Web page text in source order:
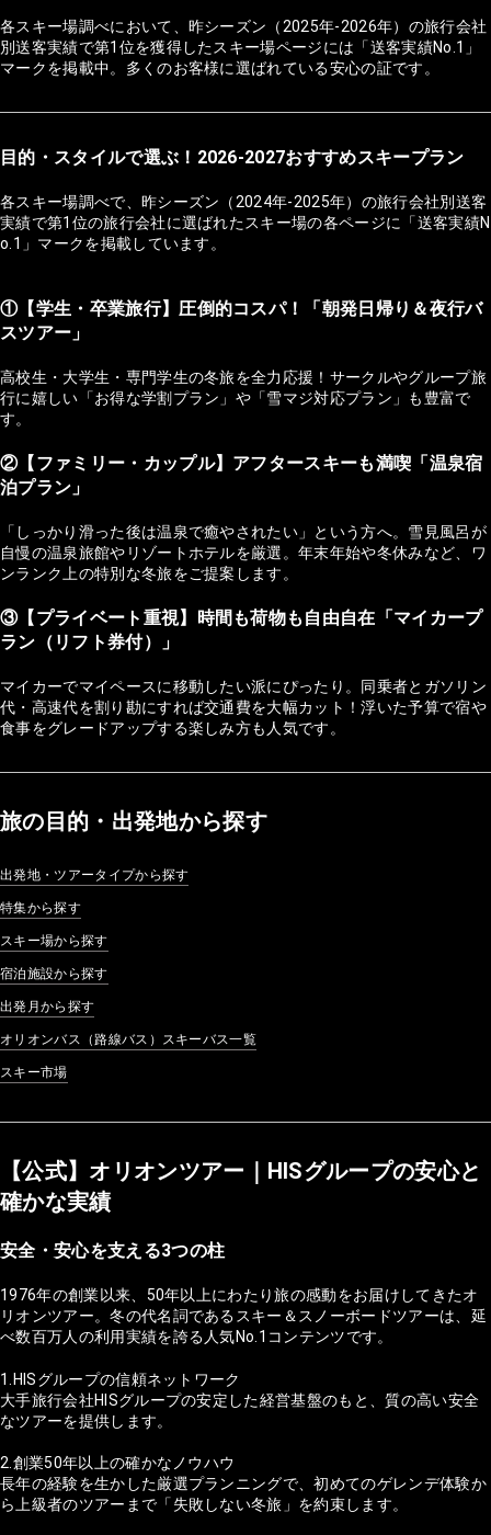
各スキー場調べにおいて、昨シーズン（2025年-2026年）の旅行会社
別送客実績で第1位を獲得したスキー場ページには「送客実績No.1」
マークを掲載中。多くのお客様に選ばれている安心の証です。
目的・スタイルで選ぶ！2026-2027おすすめスキープラン
各スキー場調べで、昨シーズン（2024年-2025年）の旅行会社別送客
実績で第1位の旅行会社に選ばれたスキー場の各ページに「送客実績N
o.1」マークを掲載しています。
①【学生・卒業旅行】圧倒的コスパ！「朝発日帰り＆夜行バ
スツアー」
高校生・大学生・専門学生の冬旅を全力応援！サークルやグループ旅
行に嬉しい「お得な学割プラン」や「雪マジ対応プラン」も豊富で
す。
②【ファミリー・カップル】アフタースキーも満喫「温泉宿
泊プラン」
「しっかり滑った後は温泉で癒やされたい」という方へ。雪見風呂が
自慢の温泉旅館やリゾートホテルを厳選。年末年始や冬休みなど、ワ
ンランク上の特別な冬旅をご提案します。
③【プライベート重視】時間も荷物も自由自在「マイカープ
ラン（リフト券付）」
マイカーでマイペースに移動したい派にぴったり。同乗者とガソリン
代・高速代を割り勘にすれば交通費を大幅カット！浮いた予算で宿や
食事をグレードアップする楽しみ方も人気です。
旅の目的・出発地から探す
出発地・ツアータイプから探す
特集から探す
スキー場から探す
宿泊施設から探す
出発月から探す
オリオンバス（路線バス）スキーバス一覧
スキー市場
【公式】オリオンツアー｜HISグループの安心と
確かな実績
安全・安心を支える3つの柱
1976年の創業以来、50年以上にわたり旅の感動をお届けしてきたオ
リオンツアー。冬の代名詞であるスキー＆スノーボードツアーは、延
べ数百万人の利用実績を誇る人気No.1コンテンツです。
1.HISグループの信頼ネットワーク
大手旅行会社HISグループの安定した経営基盤のもと、質の高い安全
なツアーを提供します。
2.創業50年以上の確かなノウハウ
長年の経験を生かした厳選プランニングで、初めてのゲレンデ体験か
ら上級者のツアーまで「失敗しない冬旅」を約束します。